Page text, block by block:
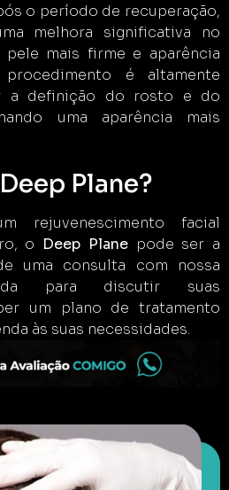
o período de recuperação,
melhora significativa no
mais firme e aparência
procedimento é altamente
a definição do rosto e do
uma aparência mais
Plane?
rejuvenescimento facial
o Deep Planepode ser a
uma consulta com nossa
para discutir suas
um plano de tratamento
às suas necessidades.